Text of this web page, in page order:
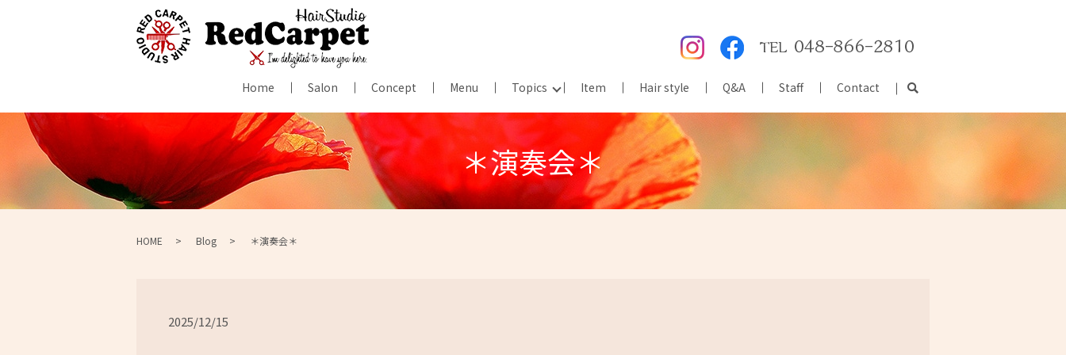
Home Salon Concept Menu Topics Item Hair style Q&A Staff Contact
＊演奏会＊
HOME Blog ＊演奏会＊
2025/12/15